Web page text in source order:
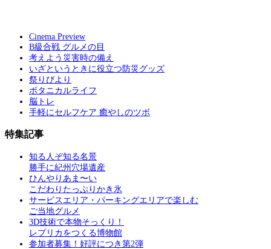
Cinema Preview
B級合戦 グルメの目
考えよう災害時の備え
いざというときに役立つ防災グッズ
祭りびより
ボタニカルライフ
脳トレ
手軽にセルフケア 癒やしのツボ
特集記事
知る人ぞ知る名景
勝手に紀州穴場遺産
ひんやりあま〜い
こだわりたっぷりかき氷
サービスエリア・パーキングエリアで楽しむ
ご当地グルメ
3D技術で本物そっくり！
レプリカをつくる博物館
参加者募集！好評につき第2弾